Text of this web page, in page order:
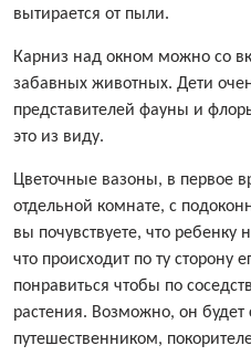
вытирается от пыли.
Карниз над окном можно со
забавных животных. Дети
представителей фауны и
это из виду.
Цветочные вазоны, в первое
отдельной комнате, с
вы почувствуете, что ребенку
что происходит по ту сторону
понравиться чтобы по
растения. Возможно, он
путешественником,